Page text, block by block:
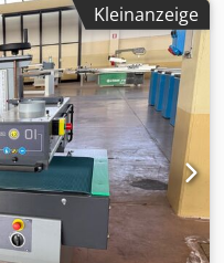
Kleinanzeige